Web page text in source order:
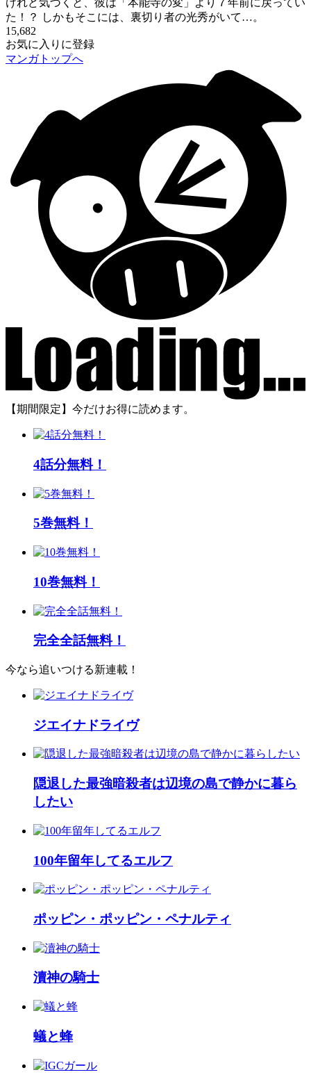
けれど気づくと、彼は「本能寺の変」より７年前に戻ってい
た！？ しかもそこには、裏切り者の光秀がいて…。
15,682
お気に入りに登録
マンガトップへ
【期間限定】今だけお得に読めます。
4話分無料！
5巻無料！
10巻無料！
完全全話無料！
今なら追いつける新連載！
ジエイナドライヴ
隠退した最強暗殺者は辺境の島で静かに暮ら
したい
100年留年してるエルフ
ポッピン・ポッピン・ペナルティ
瀆神の騎士
蟻と蜂